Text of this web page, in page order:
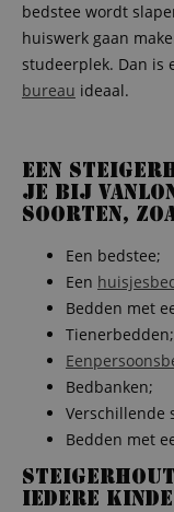
bedstee wordt
huiswerk gaan
studeerplek. Dan is
bureau ideaal.
Een
je bij
soorten,
Een bedstee;
Een
Bedden met
Tienerbedden;
Bedbanken;
Verschillende
Bedden met
iedere